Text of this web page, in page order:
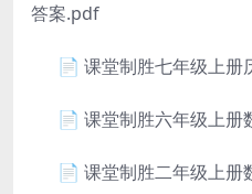
答案.pdf
📄 课堂制胜七年级上册
📄 课堂制胜六年级上册
📄 课堂制胜二年级上册